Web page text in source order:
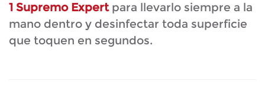
1 Supremo Expertpara llevarlo siempre a la
mano dentro y desinfectar toda superficie
que toquen en segundos.